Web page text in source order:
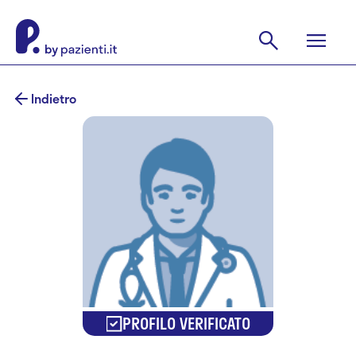
Indietro
PROFILO VERIFICATO